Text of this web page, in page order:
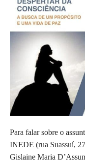
Para falar sobre o
INEDE (rua Suassuí,
Gislaine Maria